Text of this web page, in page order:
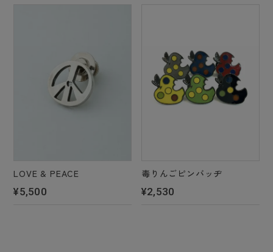
LOVE & PEACE
¥5,500
毒りんごピンバッヂ
¥2,530